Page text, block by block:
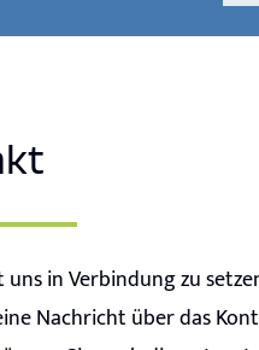
in Verbindung zu
Nachricht über das